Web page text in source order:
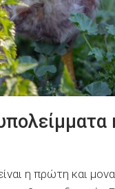
η πρώτη και